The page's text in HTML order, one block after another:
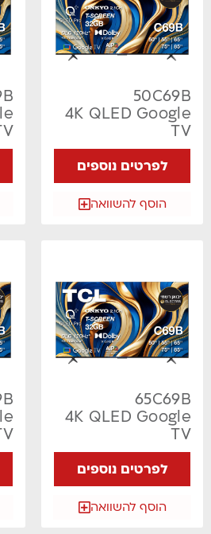
50C69B
4K QLED Google
TV
לפרטים נוספים
הוסף להשוואה
65C69B
4K QLED Google
TV
לפרטים נוספים
הוסף להשוואה